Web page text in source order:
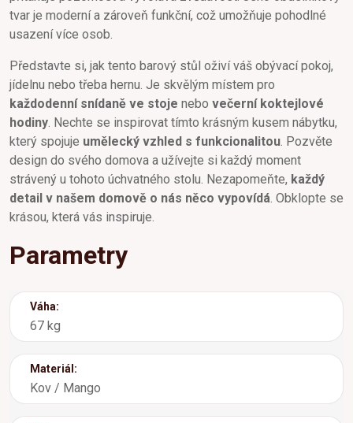
tvar je moderní a zároveň funkční, což umožňuje pohodlné
usazení více osob.
Představte si, jak tento barový stůl oživí váš obývací pokoj,
jídelnu nebo třeba hernu. Je skvělým místem pro
každodenní snídaně ve stoje nebo večerní koktejlové
hodiny . Nechte se inspirovat tímto krásným kusem nábytku,
který spojuje umělecký vzhled s funkcionalitou . Pozvěte
design do svého domova a užívejte si každý moment
strávený u tohoto úchvatného stolu. Nezapomeňte, každý
detail v našem domově o nás něco vypovídá . Obklopte se
krásou, která vás inspiruje.
Parametry
Váha:
67 kg
Materiál:
Kov / Mango